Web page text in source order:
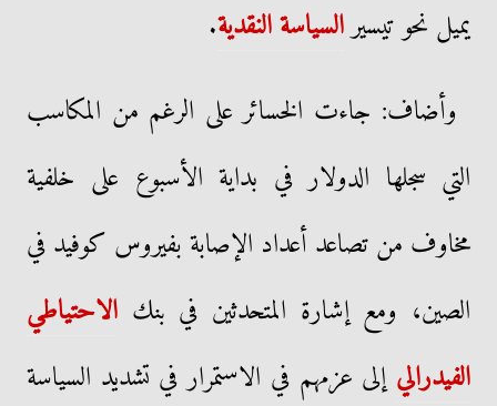
يميل نحو تيسيرالسياسة النقدية.
وأضاف: جاءت الخسائر على الرغم من المكاسب
التي سجلها الدولار في بداية الأسبوع على خلفية
مخاوف من تصاعد أعداد الإصابة بفيروس كوفيد في
الصين، ومع إشارة المتحدثين في بنك الاحتياطي
الفيدراليإلى عزمهم في الاستمرار في تشديد السياسة